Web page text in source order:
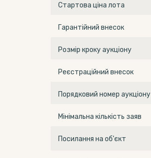
Стартова ціна лота
Гарантійний внесок
Розмір кроку аукціону
Реєстраційний внесок
Порядковий номер аукціону
Мінімальна кількість заяв
Посилання на об'єкт